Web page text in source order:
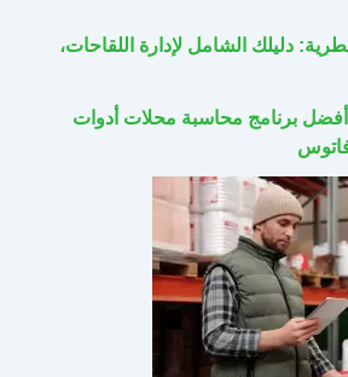
دليلك الشامل لإدارة اللقاحات،
أفضل برنامج محاسبة محلات أدوات